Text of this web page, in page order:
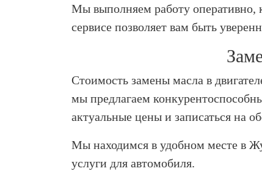
Мы выполняем работу оперативно,
сервисе позволяет вам быть
Стоимость замены масла в
мы предлагаем
актуальные цены и записаться на
Мы находимся в удобном месте в
услуги для автомобиля.